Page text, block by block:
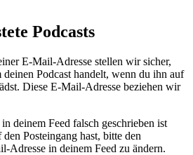
Podcasts
E-Mail-Adresse stellen wir sicher,
deinen Podcast handelt, wenn du ihn auf
Diese E-Mail-Adresse beziehen wir
deinem Feed falsch geschrieben ist
Posteingang hast, bitte den
Adresse in deinem Feed zu ändern.